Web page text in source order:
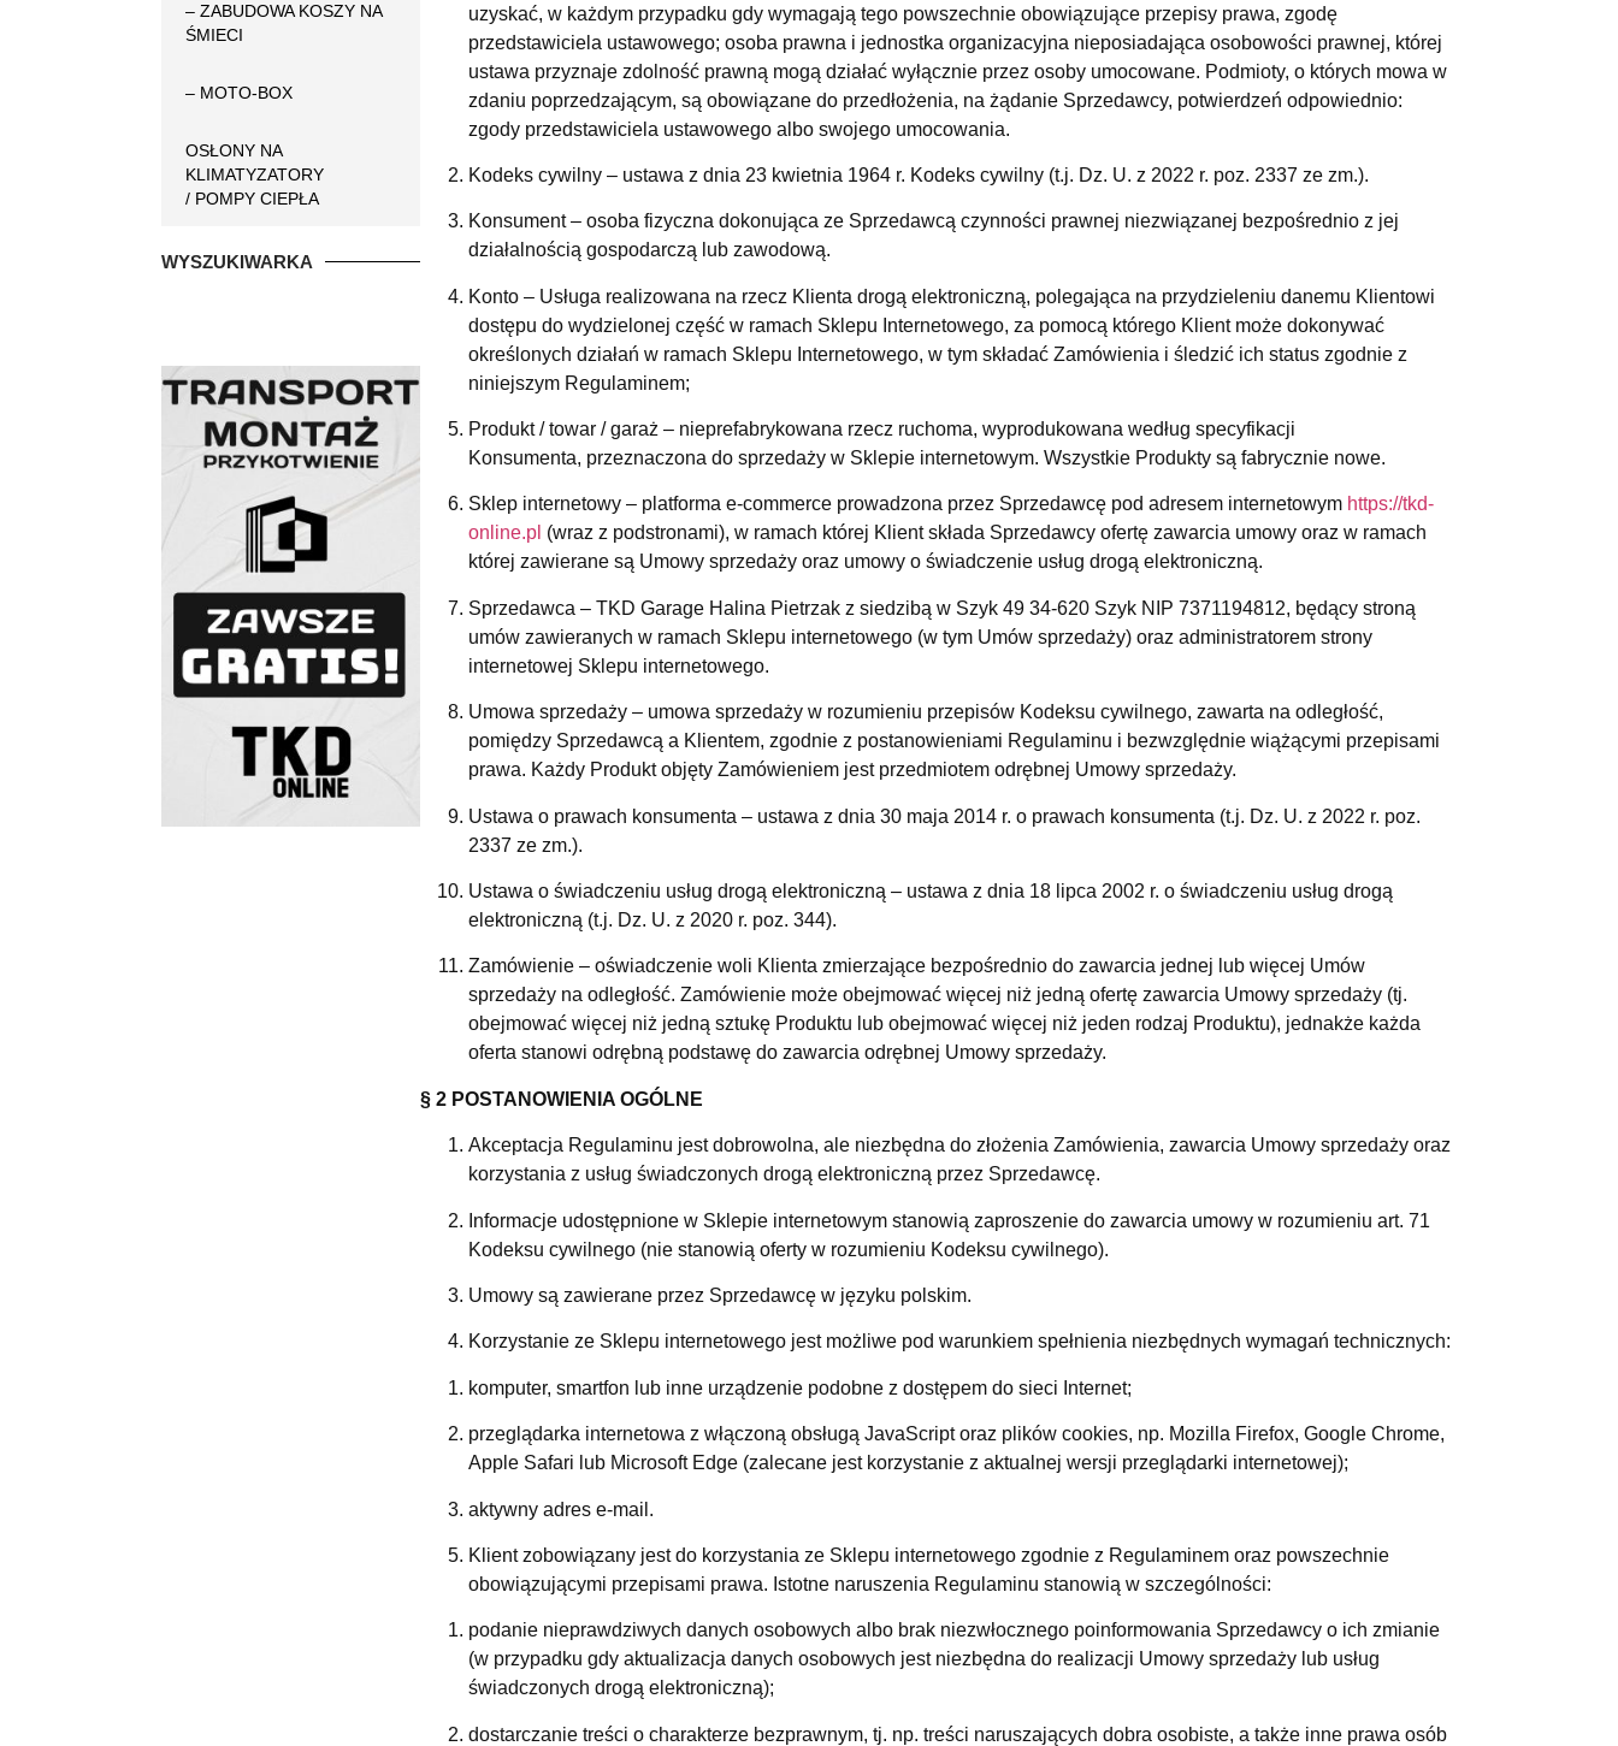
– ZABUDOWA KOSZY NA
ŚMIECI
– MOTO-BOX
OSŁONY NA
KLIMATYZATORY
/ POMPY CIEPŁA
WYSZUKIWARKA
uzyskać, w każdym przypadku gdy wymagają tego powszechnie obowiązujące przepisy prawa, zgodę
przedstawiciela ustawowego; osoba prawna i jednostka organizacyjna nieposiadająca osobowości prawnej, której
ustawa przyznaje zdolność prawną mogą działać wyłącznie przez osoby umocowane. Podmioty, o których mowa w
zdaniu poprzedzającym, są obowiązane do przedłożenia, na żądanie Sprzedawcy, potwierdzeń odpowiednio:
zgody przedstawiciela ustawowego albo swojego umocowania.
Kodeks cywilny – ustawa z dnia 23 kwietnia 1964 r. Kodeks cywilny (t.j. Dz. U. z 2022 r. poz. 2337 ze zm.).
Konsument – osoba fizyczna dokonująca ze Sprzedawcą czynności prawnej niezwiązanej bezpośrednio z jej
działalnością gospodarczą lub zawodową.
Konto – Usługa realizowana na rzecz Klienta drogą elektroniczną, polegająca na przydzieleniu danemu Klientowi
dostępu do wydzielonej część w ramach Sklepu Internetowego, za pomocą którego Klient może dokonywać
określonych działań w ramach Sklepu Internetowego, w tym składać Zamówienia i śledzić ich status zgodnie z
niniejszym Regulaminem;
Produkt / towar / garaż – nieprefabrykowana rzecz ruchoma, wyprodukowana według specyfikacji
Konsumenta, przeznaczona do sprzedaży w Sklepie internetowym. Wszystkie Produkty są fabrycznie nowe.
Sklep internetowy – platforma e-commerce prowadzona przez Sprzedawcę pod adresem internetowym https://tkd-
online.pl (wraz z podstronami), w ramach której Klient składa Sprzedawcy ofertę zawarcia umowy oraz w ramach
której zawierane są Umowy sprzedaży oraz umowy o świadczenie usług drogą elektroniczną.
Sprzedawca – TKD Garage Halina Pietrzak z siedzibą w Szyk 49 34-620 Szyk NIP 7371194812, będący stroną
umów zawieranych w ramach Sklepu internetowego (w tym Umów sprzedaży) oraz administratorem strony
internetowej Sklepu internetowego.
Umowa sprzedaży – umowa sprzedaży w rozumieniu przepisów Kodeksu cywilnego, zawarta na odległość,
pomiędzy Sprzedawcą a Klientem, zgodnie z postanowieniami Regulaminu i bezwzględnie wiążącymi przepisami
prawa. Każdy Produkt objęty Zamówieniem jest przedmiotem odrębnej Umowy sprzedaży.
Ustawa o prawach konsumenta – ustawa z dnia 30 maja 2014 r. o prawach konsumenta (t.j. Dz. U. z 2022 r. poz.
2337 ze zm.).
Ustawa o świadczeniu usług drogą elektroniczną – ustawa z dnia 18 lipca 2002 r. o świadczeniu usług drogą
elektroniczną (t.j. Dz. U. z 2020 r. poz. 344).
Zamówienie – oświadczenie woli Klienta zmierzające bezpośrednio do zawarcia jednej lub więcej Umów
sprzedaży na odległość. Zamówienie może obejmować więcej niż jedną ofertę zawarcia Umowy sprzedaży (tj.
obejmować więcej niż jedną sztukę Produktu lub obejmować więcej niż jeden rodzaj Produktu), jednakże każda
oferta stanowi odrębną podstawę do zawarcia odrębnej Umowy sprzedaży.
§ 2 POSTANOWIENIA OGÓLNE
Akceptacja Regulaminu jest dobrowolna, ale niezbędna do złożenia Zamówienia, zawarcia Umowy sprzedaży oraz
korzystania z usług świadczonych drogą elektroniczną przez Sprzedawcę.
Informacje udostępnione w Sklepie internetowym stanowią zaproszenie do zawarcia umowy w rozumieniu art. 71
Kodeksu cywilnego (nie stanowią oferty w rozumieniu Kodeksu cywilnego).
Umowy są zawierane przez Sprzedawcę w języku polskim.
Korzystanie ze Sklepu internetowego jest możliwe pod warunkiem spełnienia niezbędnych wymagań technicznych:
komputer, smartfon lub inne urządzenie podobne z dostępem do sieci Internet;
przeglądarka internetowa z włączoną obsługą JavaScript oraz plików cookies, np. Mozilla Firefox, Google Chrome,
Apple Safari lub Microsoft Edge (zalecane jest korzystanie z aktualnej wersji przeglądarki internetowej);
aktywny adres e-mail.
Klient zobowiązany jest do korzystania ze Sklepu internetowego zgodnie z Regulaminem oraz powszechnie
obowiązującymi przepisami prawa. Istotne naruszenia Regulaminu stanowią w szczególności:
podanie nieprawdziwych danych osobowych albo brak niezwłocznego poinformowania Sprzedawcy o ich zmianie
(w przypadku gdy aktualizacja danych osobowych jest niezbędna do realizacji Umowy sprzedaży lub usług
świadczonych drogą elektroniczną);
dostarczanie treści o charakterze bezprawnym, tj. np. treści naruszających dobra osobiste, a także inne prawa osób